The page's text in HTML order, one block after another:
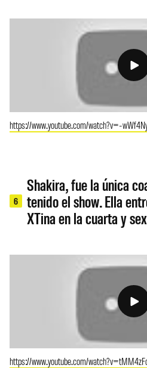
https://www.youtube.com/watch?v=-
6
Shakira, fue la única
tenido el show. Ella
XTina en la cuarta y
https://www.youtube.com/